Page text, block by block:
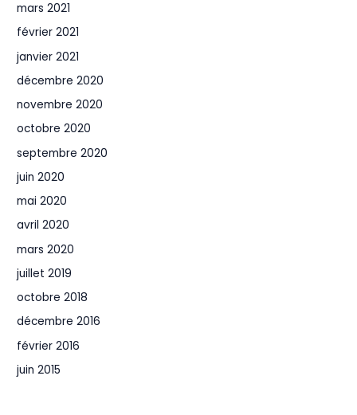
mars 2021
février 2021
janvier 2021
décembre 2020
novembre 2020
octobre 2020
septembre 2020
juin 2020
mai 2020
avril 2020
mars 2020
juillet 2019
octobre 2018
décembre 2016
février 2016
juin 2015